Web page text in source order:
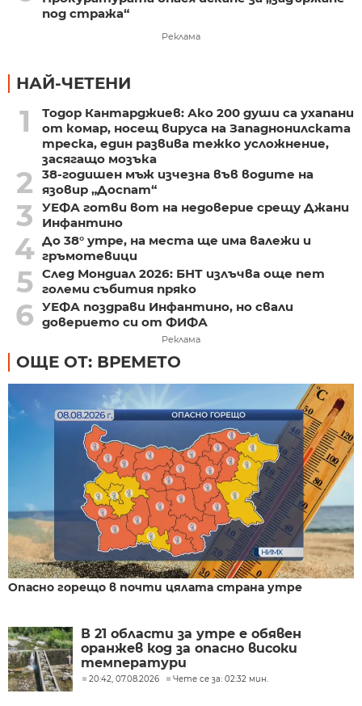
под стража“
Реклама
НАЙ-ЧЕТЕНИ
1
Тодор Кантарджиев: Ако 200 души са ухапани
от комар, носещ вируса на Западнонилската
треска, един развива тежко усложнение,
засягащо мозъка
2
38-годишен мъж изчезна във водите на
язовир „Доспат“
3
УЕФА готви вот на недоверие срещу Джани
Инфантино
4 До 38° утре, на места ще има валежи и
гръмотевици
5 След Мондиал 2026: БНТ излъчва още пет
големи събития пряко
6 УЕФА поздрави Инфантино, но свали
доверието си от ФИФА
Реклама
ОЩЕ ОТ: ВРЕМЕТО
Опасно горещо в почти цялата страна утре
В 21 области за утре е обявен
оранжев код за опасно високи
температури
20:42, 07.08.2026 Чете се за: 02:32 мин.